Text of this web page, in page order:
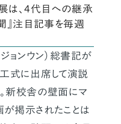
は、4代目への継承
』注目記事を毎週
ョンウン）総書記が
式に出席して演説
新校舎の壁面にマ
が掲示されたことは